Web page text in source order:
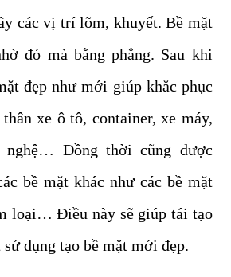
các vị trí lõm, khuyết. Bề mặt
đó mà bằng phẳng. Sau khi
đẹp như mới giúp khắc phục
xe ô tô, container, xe máy,
nghệ… Đồng thời cũng được
bề mặt khác như các bề mặt
loại… Điều này sẽ giúp tái tạo
dụng tạo bề mặt mới đẹp.